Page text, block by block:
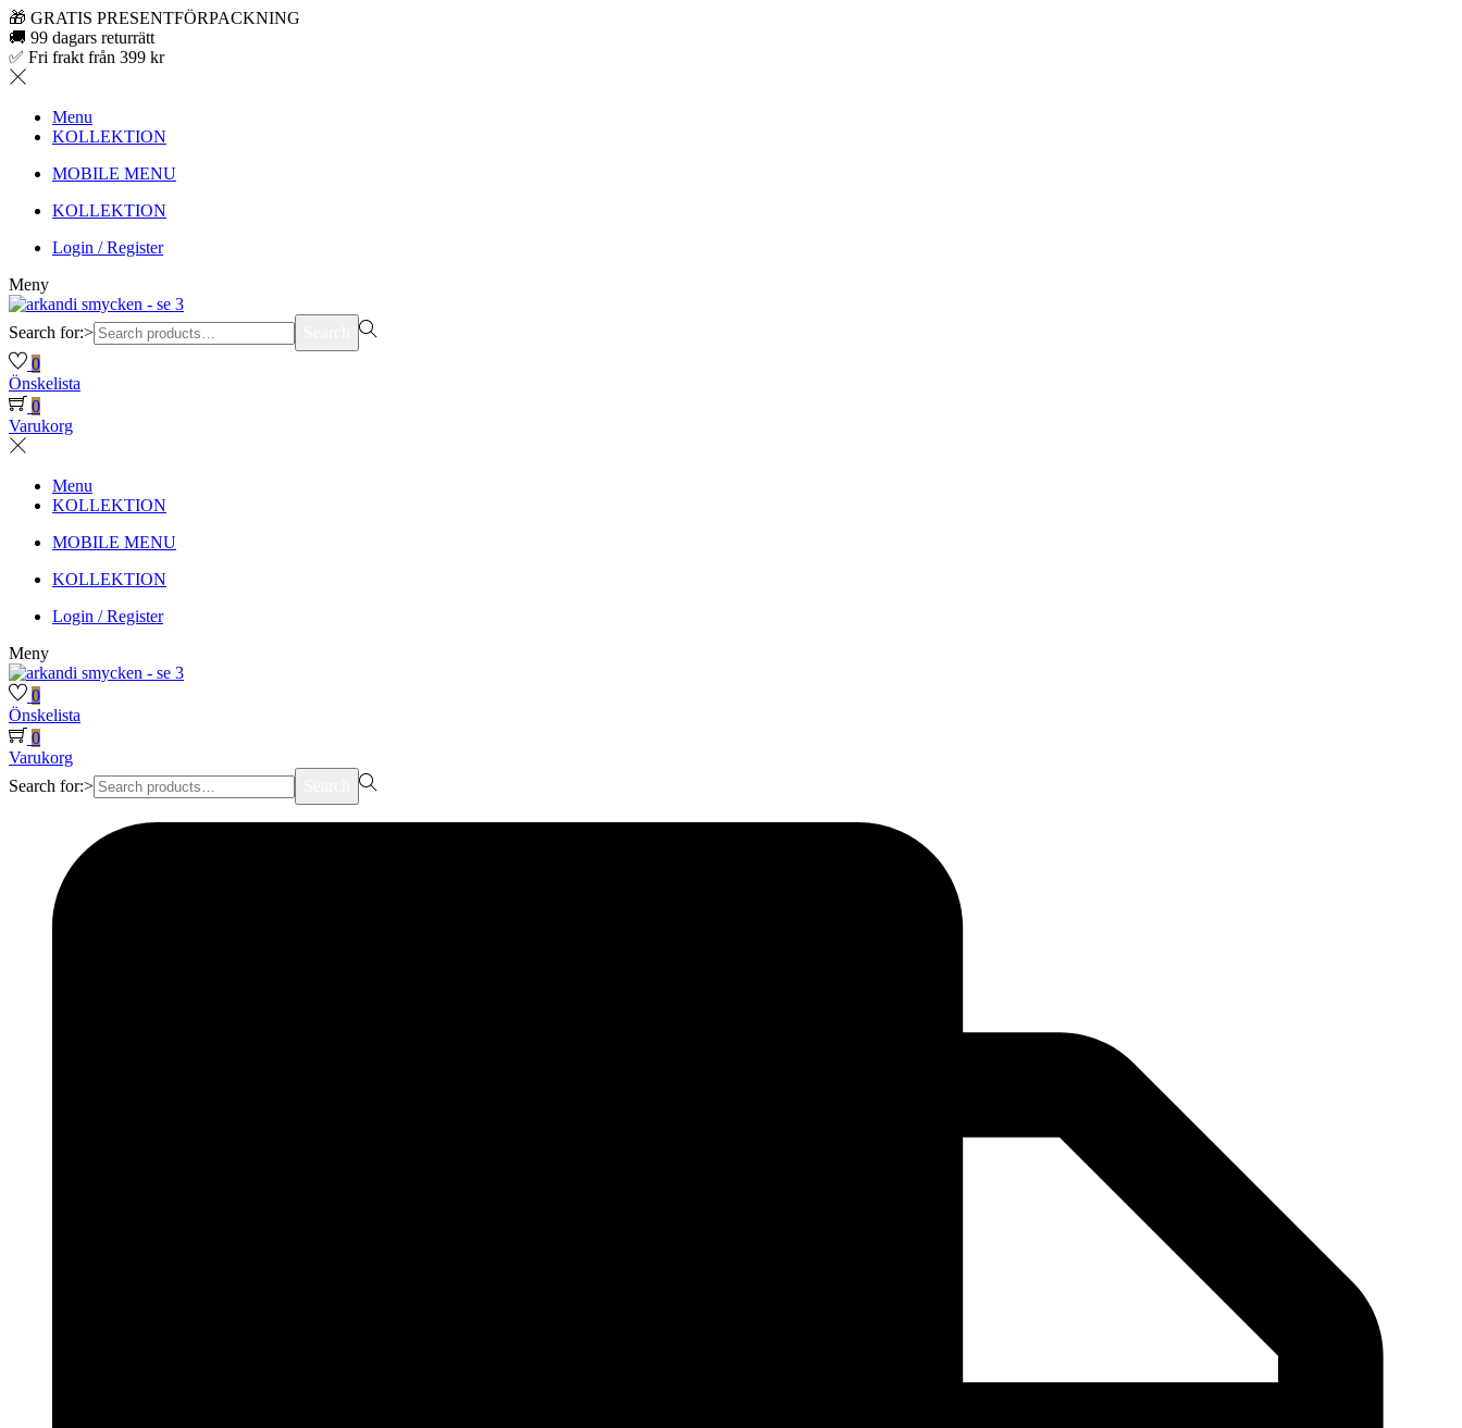
🎁 GRATIS PRESENTFÖRPACKNING
🚚 99 dagars returrätt
✅ Fri frakt från 399 kr
Menu
KOLLEKTION
MOBILE MENU
KOLLEKTION
Login / Register
Meny
Search for:>
0
Önskelista
0
Varukorg
Menu
KOLLEKTION
MOBILE MENU
KOLLEKTION
Login / Register
Meny
0
Önskelista
0
Varukorg
Search for:>